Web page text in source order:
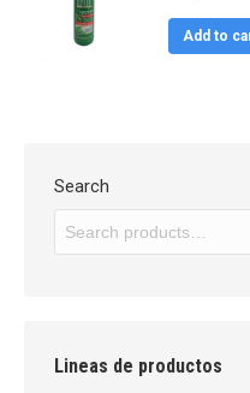
Add to
Search
Lineas de productos